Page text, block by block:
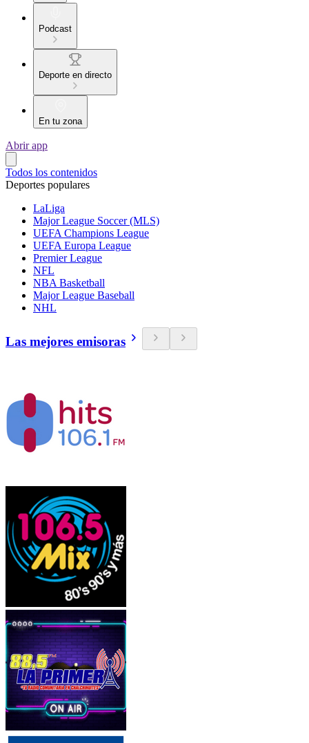
Podcast
Deporte en directo
En tu zona
Abrir app
Todos los contenidos
Deportes populares
LaLiga
Major League Soccer (MLS)
UEFA Champions League
UEFA Europa League
Premier League
NFL
NBA Basketball
Major League Baseball
NHL
Las mejores emisoras